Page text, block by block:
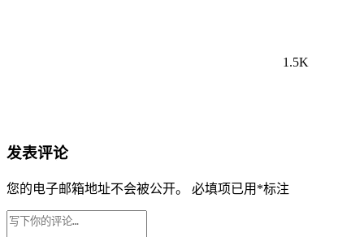
1.5K
发表评论
您的电子邮箱地址不会被公开。 必填项已用 *标注